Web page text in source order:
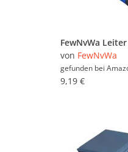
von FewNvWa
gefunden bei
9,19 €